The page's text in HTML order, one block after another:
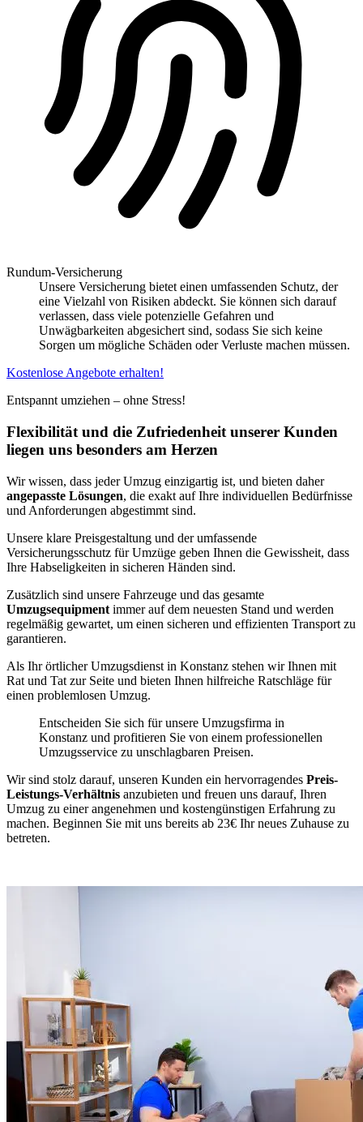
Rundum-Versicherung
Unsere Versicherung bietet einen umfassenden Schutz, der
eine Vielzahl von Risiken abdeckt. Sie können sich darauf
verlassen, dass viele potenzielle Gefahren und
Unwägbarkeiten abgesichert sind, sodass Sie sich keine
Sorgen um mögliche Schäden oder Verluste machen müssen.
Kostenlose Angebote erhalten!
Entspannt umziehen – ohne Stress!
Flexibilität und die Zufriedenheit unserer Kunden
liegen uns besonders am Herzen
Wir wissen, dass jeder Umzug einzigartig ist, und bieten daher
angepasste Lösungen, die exakt auf Ihre individuellen Bedürfnisse
und Anforderungen abgestimmt sind.
Unsere klare Preisgestaltung und der umfassende
Versicherungsschutz für Umzüge geben Ihnen die Gewissheit, dass
Ihre Habseligkeiten in sicheren Händen sind.
Zusätzlich sind unsere Fahrzeuge und das gesamte
Umzugsequipment immer auf dem neuesten Stand und werden
regelmäßig gewartet, um einen sicheren und effizienten Transport zu
garantieren.
Als Ihr örtlicher Umzugsdienst in Konstanz stehen wir Ihnen mit
Rat und Tat zur Seite und bieten Ihnen hilfreiche Ratschläge für
einen problemlosen Umzug.
Entscheiden Sie sich für unsere Umzugsfirma in
Konstanz und profitieren Sie von einem professionellen
Umzugsservice zu unschlagbaren Preisen.
Wir sind stolz darauf, unseren Kunden ein hervorragendes Preis-
Leistungs-Verhältnis anzubieten und freuen uns darauf, Ihren
Umzug zu einer angenehmen und kostengünstigen Erfahrung zu
machen. Beginnen Sie mit uns bereits ab 23€ Ihr neues Zuhause zu
betreten.